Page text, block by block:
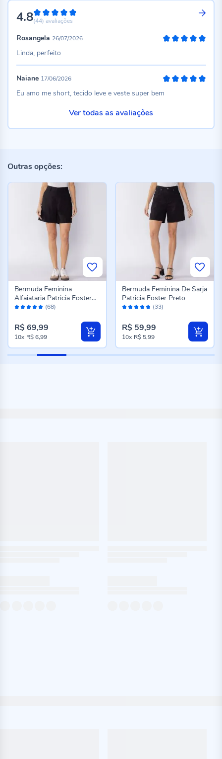
4.896%
(44) avaliações
Rosangela 26/07/2026
Linda, perfeito
Naiane 17/06/2026
Eu amo me short, tecido leve e veste super bem
Ver todas as avaliações
Outras opções:
Avaliação: (68)
Bermuda Feminina
Alfaiataria Patricia Foster
Preto
R$ 69,99
10x R$ 6,99
Avaliação: (33)
Bermuda Feminina De Sarja
Patricia Foster Preto
R$ 59,99
10x R$ 5,99